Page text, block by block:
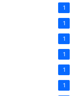
1
1
1
1
1
1